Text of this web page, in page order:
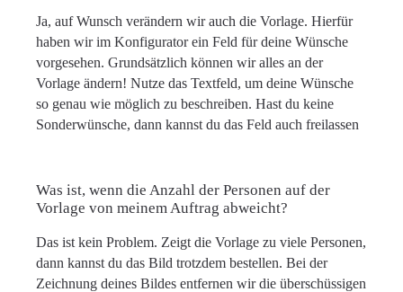
Ja, auf Wunsch verändern wir auch die Vorlage. Hierfür
haben wir im Konfigurator ein Feld für deine Wünsche
vorgesehen. Grundsätzlich können wir alles an der
Vorlage ändern! Nutze das Textfeld, um deine Wünsche
so genau wie möglich zu beschreiben. Hast du keine
Sonderwünsche, dann kannst du das Feld auch freilassen
Was ist, wenn die Anzahl der Personen auf der
Vorlage von meinem Auftrag abweicht?
Das ist kein Problem. Zeigt die Vorlage zu viele Personen,
dann kannst du das Bild trotzdem bestellen. Bei der
Zeichnung deines Bildes entfernen wir die überschüssigen